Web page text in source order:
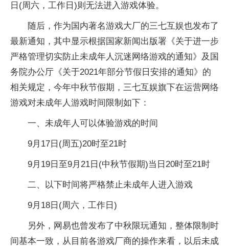
日(周六，工作日)则无法进入游戏体验。
随后，作为国内著名游戏大厂的三七互娱也发布了
最新通知，其中显示根据国家新闻出版署《关于进一步
严格管理切实防止未成年人沉迷网络游戏的通知》及国
务院办公厅《关于2021年部分节假日安排的通知》的
相关规定，今年中秋节假期，三七互娱旗下在运营网络
游戏对未成年人游戏时间限制如下：
一、未成年人可以体验游戏的时间
9月17日(周五)20时至21时
9月19日至9月21日(中秋节假期)当日20时至21时
二、以下时间将严格禁止未成年人进入游戏
9月18日(周六，工作日)
另外，网易也曾发布了中秋限玩通知，整体限制时
间基本一致，从目前各游戏厂商的操作来看，以后未成